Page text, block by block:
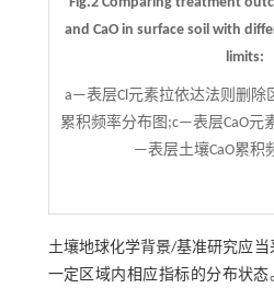
and CaO in surface soil with
limits:
a—表层Cl元素拉依达法则删除
累积频率分布图;c—表层CaO元
—表层土壤CaO累积
土壤地球化学背景/基准研究应
一定区域内相应指标的分布状